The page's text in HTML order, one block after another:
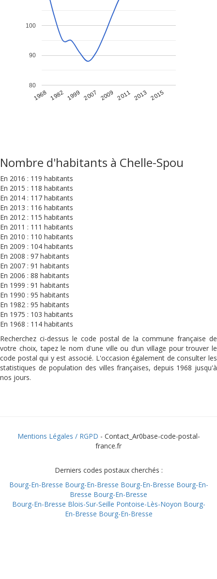
1968 1982 1999 2007 2009 2011 2013 2015
80
90
100
Nombre d'habitants à Chelle-Spou
En 2016 : 119 habitants
En 2015 : 118 habitants
En 2014 : 117 habitants
En 2013 : 116 habitants
En 2012 : 115 habitants
En 2011 : 111 habitants
En 2010 : 110 habitants
En 2009 : 104 habitants
En 2008 : 97 habitants
En 2007 : 91 habitants
En 2006 : 88 habitants
En 1999 : 91 habitants
En 1990 : 95 habitants
En 1982 : 95 habitants
En 1975 : 103 habitants
En 1968 : 114 habitants
Recherchez ci-dessus le code postal de la commune française de
votre choix, tapez le nom d'une ville ou d’un village pour trouver le
code postal qui y est associé. L'occasion également de consulter les
statistiques de population des villes françaises, depuis 1968 jusqu'à
nos jours.
Mentions Légales / RGPD - Contact_Ar0base-code-postal-
france.fr
Derniers codes postaux cherchés :
Bourg-En-Bresse Bourg-En-Bresse Bourg-En-Bresse Bourg-En-
Bresse Bourg-En-Bresse
Bourg-En-Bresse Blois-Sur-Seille Pontoise-Lès-Noyon Bourg-
En-Bresse Bourg-En-Bresse